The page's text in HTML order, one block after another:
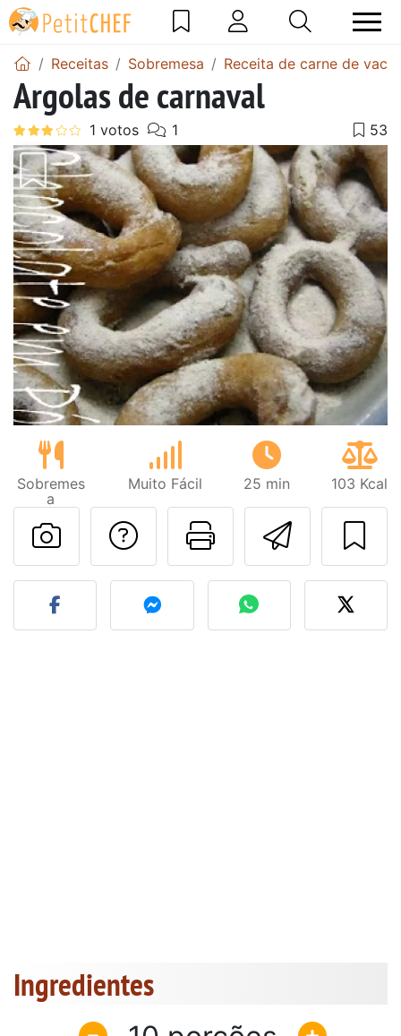
Receitas Sobremesa Receita de carne de vaca
Argolas de carnaval
Sobremes
a
Muito Fácil 25 min 103 Kcal
Imprima
Falar com o autor
Fez esta receita?
Ingredientes